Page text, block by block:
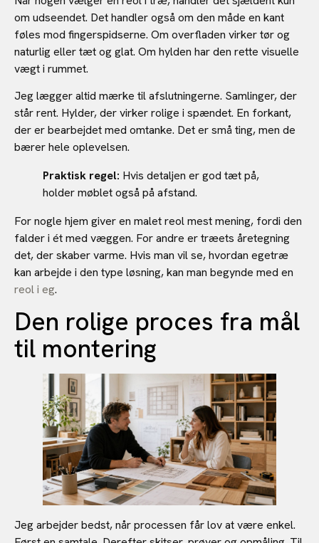
om udseendet. Det handler også om den måde en kant
føles mod fingerspidserne. Om overfladen virker tør og
naturlig eller tæt og glat. Om hylden har den rette visuelle
vægt i rummet.
Jeg lægger altid mærke til afslutningerne. Samlinger, der
står rent. Hylder, der virker rolige i spændet. En forkant,
der er bearbejdet med omtanke. Det er små ting, men de
bærer hele oplevelsen.
Praktisk regel: Hvis detaljen er god tæt på,
holder møblet også på afstand.
For nogle hjem giver en malet reol mest mening, fordi den
falder i ét med væggen. For andre er træets åretegning
det, der skaber varme. Hvis man vil se, hvordan egetræ
kan arbejde i den type løsning, kan man begynde med en
reol i eg.
Den rolige proces fra mål
til montering
Jeg arbejder bedst, når processen får lov at være enkel.